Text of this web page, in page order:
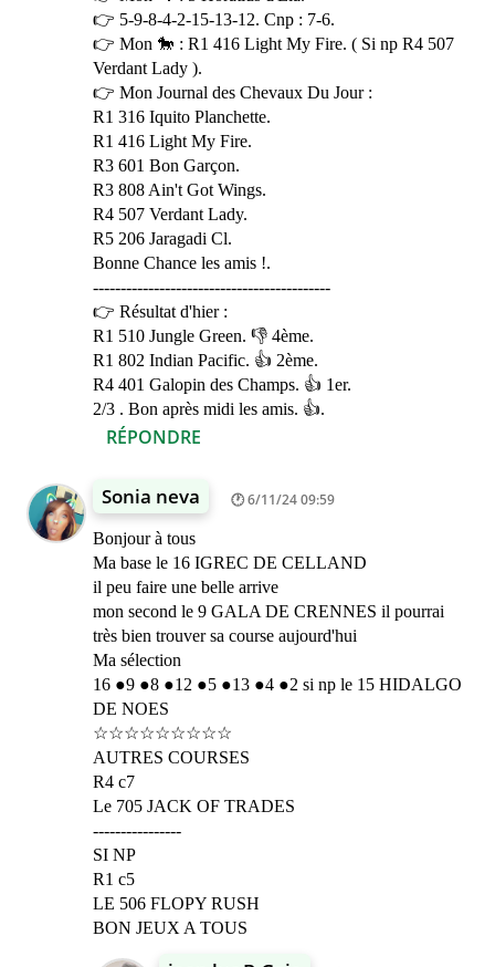
👉 5-9-8-4-2-15-13-12. Cnp : 7-6.
👉 Mon 🐎 : R1 416 Light My Fire. ( Si np R4 507
Verdant Lady ).
👉 Mon Journal des Chevaux Du Jour :
R1 316 Iquito Planchette.
R1 416 Light My Fire.
R3 601 Bon Garçon.
R3 808 Ain't Got Wings.
R4 507 Verdant Lady.
R5 206 Jaragadi Cl.
Bonne Chance les amis !.
-------------------------------------------
👉 Résultat d'hier :
R1 510 Jungle Green. 👎 4ème.
R1 802 Indian Pacific. 👍 2ème.
R4 401 Galopin des Champs. 👍 1er.
2/3 . Bon après midi les amis. 👍.
RÉPONDRE
Sonia neva 6/11/24 09:59
Bonjour à tous
Ma base le 16 IGREC DE CELLAND
il peu faire une belle arrive
mon second le 9 GALA DE CRENNES il pourrai
très bien trouver sa course aujourd'hui
Ma sélection
16 ●9 ●8 ●12 ●5 ●13 ●4 ●2 si np le 15 HIDALGO
DE NOES
☆☆☆☆☆☆☆☆☆
AUTRES COURSES
R4 c7
Le 705 JACK OF TRADES
------------‐---
SI NP
R1 c5
LE 506 FLOPY RUSH
BON JEUX A TOUS